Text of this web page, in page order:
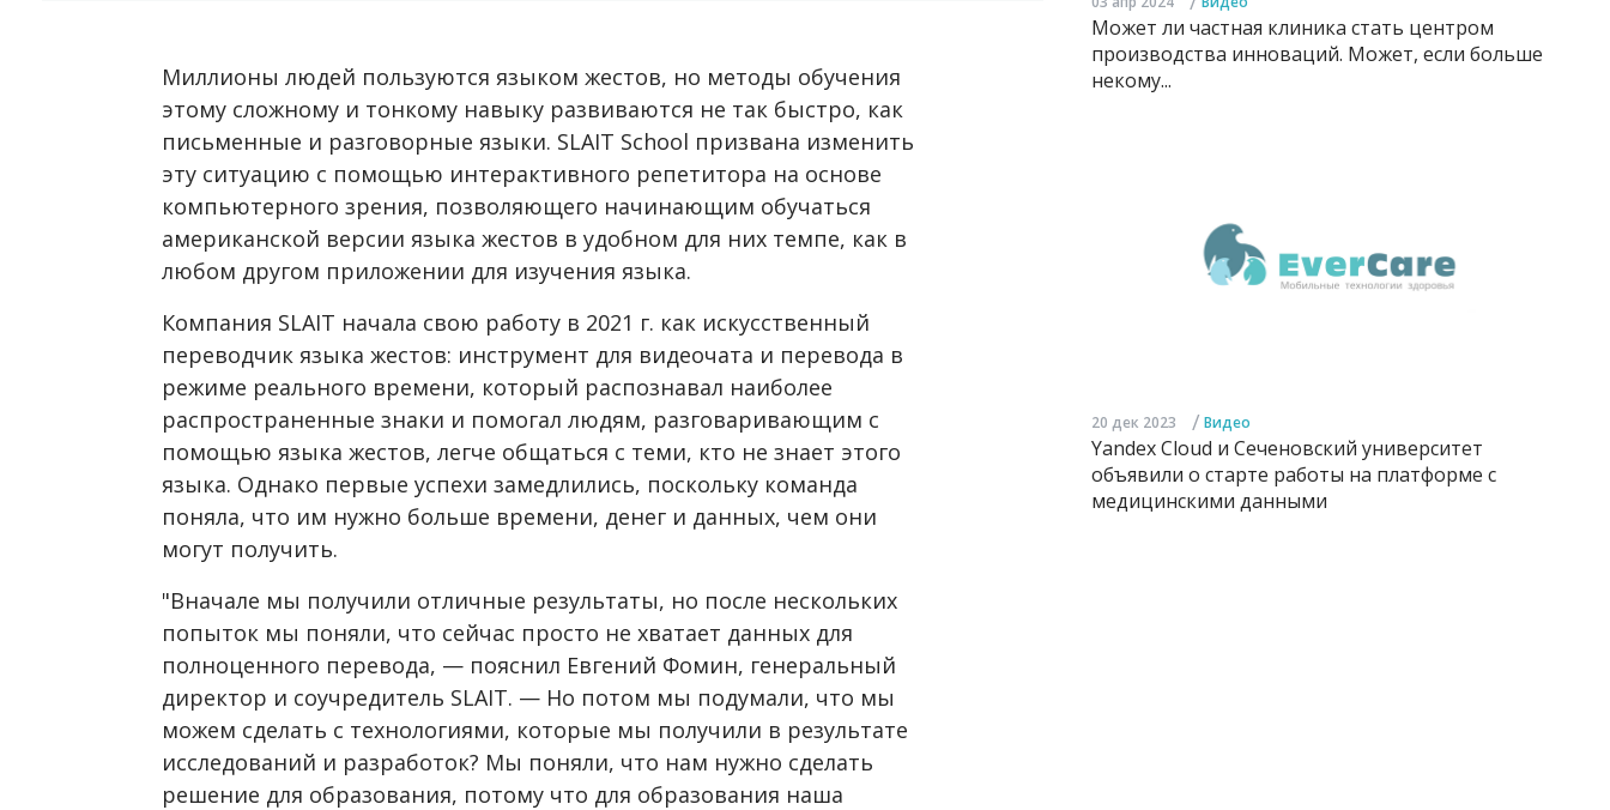
Миллионы людей пользуются языком жестов, но методы обучения
этому сложному и тонкому навыку развиваются не так быстро, как
письменные и разговорные языки. SLAIT School призвана изменить
эту ситуацию с помощью интерактивного репетитора на основе
компьютерного зрения, позволяющего начинающим обучаться
американской версии языка жестов в удобном для них темпе, как в
любом другом приложении для изучения языка.
Компания SLAIT начала свою работу в 2021 г. как искусственный
переводчик языка жестов: инструмент для видеочата и перевода в
режиме реального времени, который распознавал наиболее
распространенные знаки и помогал людям, разговаривающим с
помощью языка жестов, легче общаться с теми, кто не знает этого
языка. Однако первые успехи замедлились, поскольку команда
поняла, что им нужно больше времени, денег и данных, чем они
могут получить.
"Вначале мы получили отличные результаты, но после нескольких
попыток мы поняли, что сейчас просто не хватает данных для
полноценного перевода, — пояснил Евгений Фомин, генеральный
директор и соучредитель SLAIT. — Но потом мы подумали, что мы
можем сделать с технологиями, которые мы получили в результате
исследований и разработок? Мы поняли, что нам нужно сделать
решение для образования, потому что для образования наша
Может ли частная клиника стать центром
производства инноваций. Может, если больше
некому...
20 дек 2023 / Видео
Yandex Cloud и Сеченовский университет
объявили о старте работы на платформе с
медицинскими данными